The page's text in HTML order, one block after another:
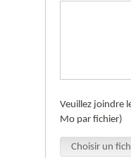
Veuillez joindre
Mo par fichier)
Choisir un